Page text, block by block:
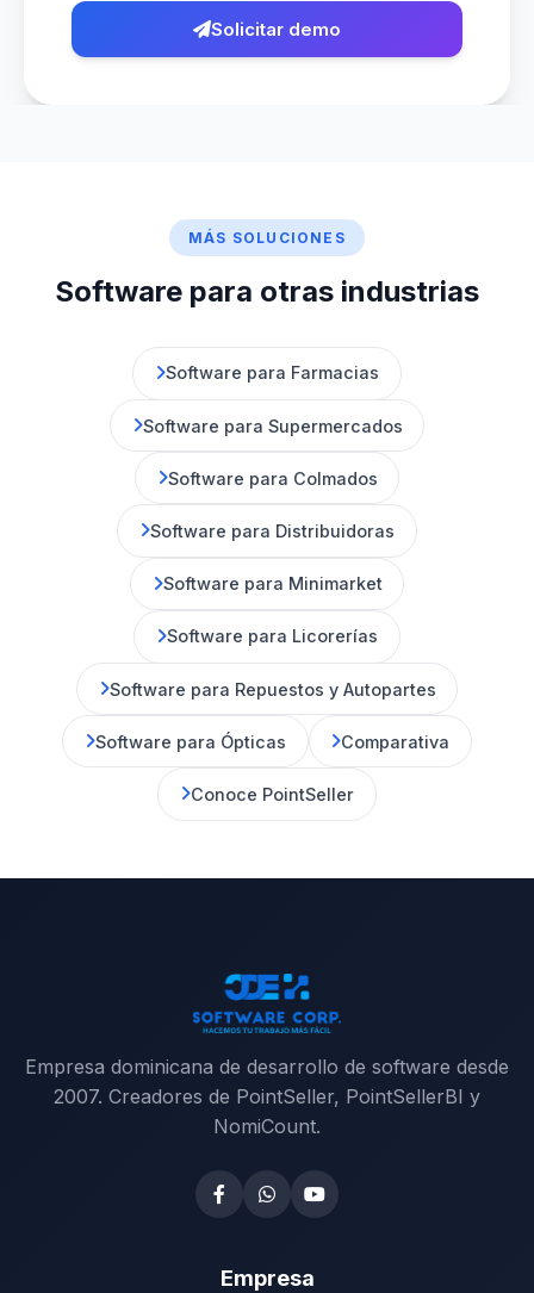
Solicitar demo
MÁS SOLUCIONES
Software para otras industrias
Software para Farmacias
Software para Supermercados
Software para Colmados
Software para Distribuidoras
Software para Minimarket
Software para Licorerías
Software para Repuestos y Autopartes
Software para Ópticas Comparativa
Conoce PointSeller
Empresa dominicana de desarrollo de software desde
2007. Creadores de PointSeller, PointSellerBI y
NomiCount.
Empresa